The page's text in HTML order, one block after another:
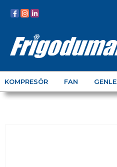
KOMPRESÖR FAN